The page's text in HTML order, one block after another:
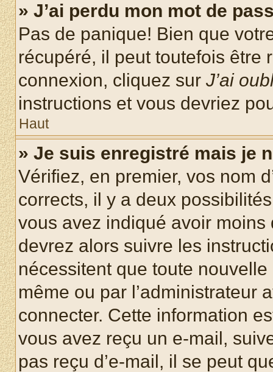
» J’ai perdu mon mot de
Pas de panique! Bien que
récupéré, il peut toutefois être
connexion, cliquez sur J’ai
instructions et vous devriez
Haut
» Je suis enregistré mais je
Vérifiez, en premier, vos nom
corrects, il y a deux
vous avez indiqué avoir moins
devrez alors suivre les
nécessitent que toute
même ou par l’administrateur
connecter. Cette information
vous avez reçu un e-mail,
pas reçu d’e-mail, il se peut